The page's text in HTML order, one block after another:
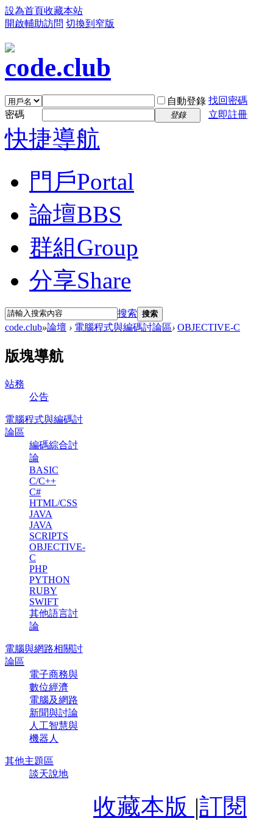
設為首頁收藏本站
開啟輔助訪問 切換到窄版
自動登錄 找回密碼
密碼
登錄 立即註冊
快捷導航
門戶Portal
論壇BBS
群組Group
分享Share
搜索 搜索
code.club»論壇 › 電腦程式與編碼討論區› OBJECTIVE-C
版塊導航
站務
公告
電腦程式與編碼討
論區
編碼綜合討
論
BASIC
C/C++
C#
HTML/CSS
JAVA
JAVA
SCRIPTS
OBJECTIVE-
C
PHP
PYTHON
RUBY
SWIFT
其他語言討
論
電腦與網路相關討
論區
電子商務與
數位經濟
電腦及網路
新聞與討論
人工智慧與
機器人
其他主題區
談天說地
收藏本版 |訂閱